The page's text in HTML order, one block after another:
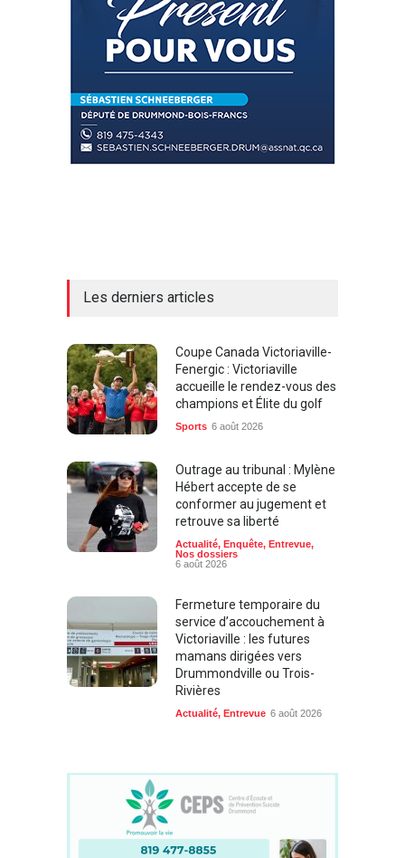
Les derniers articles
Coupe Canada Victoriaville-
Fenergic : Victoriaville
accueille le rendez-vous des
champions et Élite du golf
Sports 6 août 2026
Outrage au tribunal : Mylène
Hébert accepte de se
conformer au jugement et
retrouve sa liberté
Actualité, Enquête, Entrevue,
Nos dossiers
6 août 2026
Fermeture temporaire du
service d’accouchement à
Victoriaville : les futures
mamans dirigées vers
Drummondville ou Trois-
Rivières
Actualité, Entrevue 6 août 2026